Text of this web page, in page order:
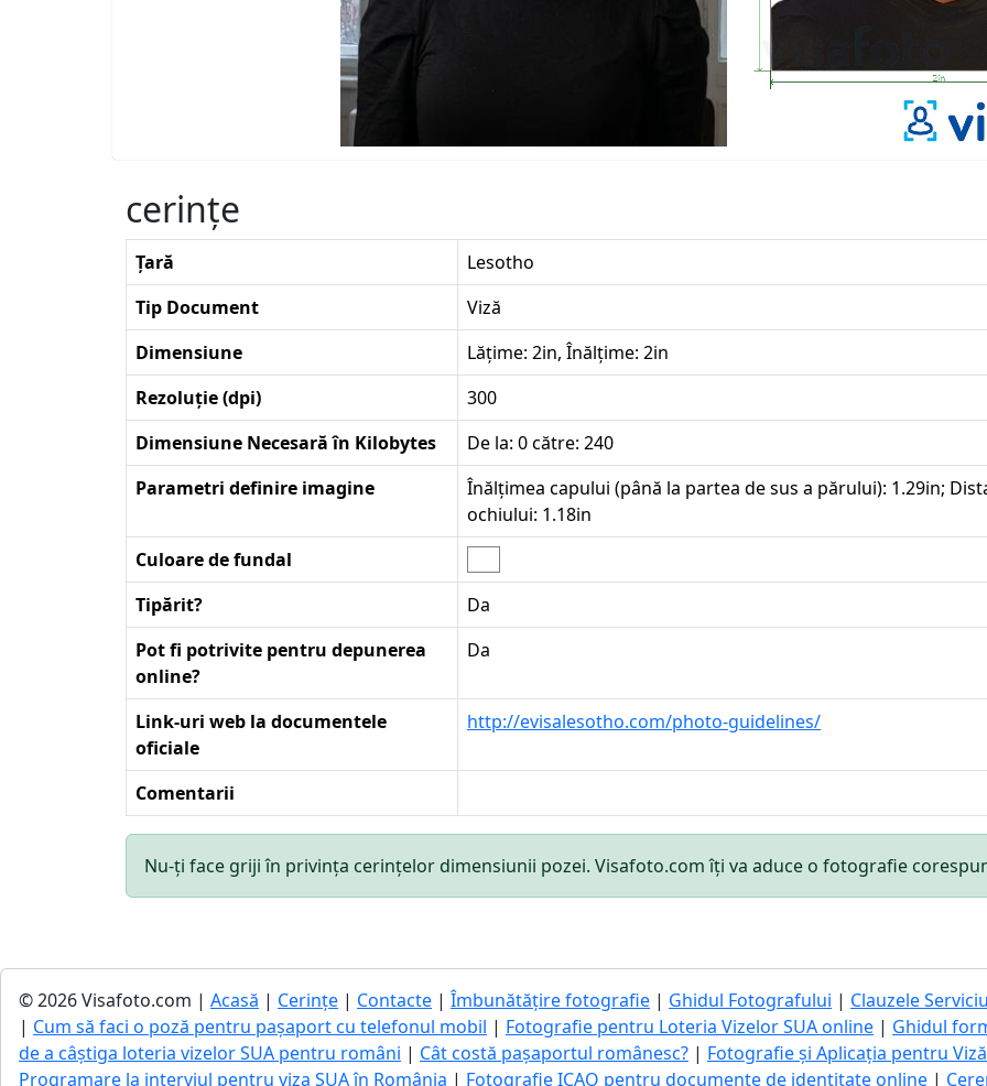
cerinţe
Țară
Lesotho
Tip Document
Viză
Dimensiune
Lățime: 2in, Înălțime: 2in
Rezoluție (dpi)
300
Dimensiune Necesară în Kilobytes
De la: 0 către: 240
Parametri definire imagine
Înălțimea capului (până la partea de sus a părului): 1.29in;
ochiului: 1.18in
Culoare de fundal
Tipărit?
Da
Pot fi potrivite pentru depunerea
online?
Da
Link-uri web la documentele
oficiale
http://evisalesotho.com/photo-guidelines/
Comentarii
Nu-ți face griji în privința cerințelor dimensiunii pozei. Visafoto.com îți va aduce o fotografie
© 2026 Visafoto.com | Acasă | Cerințe | Contacte | Îmbunătățire fotografie | Ghidul Fotografului | Clauzele
| Cum să faci o poză pentru pașaport cu telefonul mobil | Fotografie pentru Loteria Vizelor SUA online | Ghidul
de a câștiga loteria vizelor SUA pentru români | Cât costă pașaportul românesc? | Fotografie și Aplicația pentru
Programare la interviul pentru viza SUA în România | Fotografie ICAO pentru documente de identitate online |